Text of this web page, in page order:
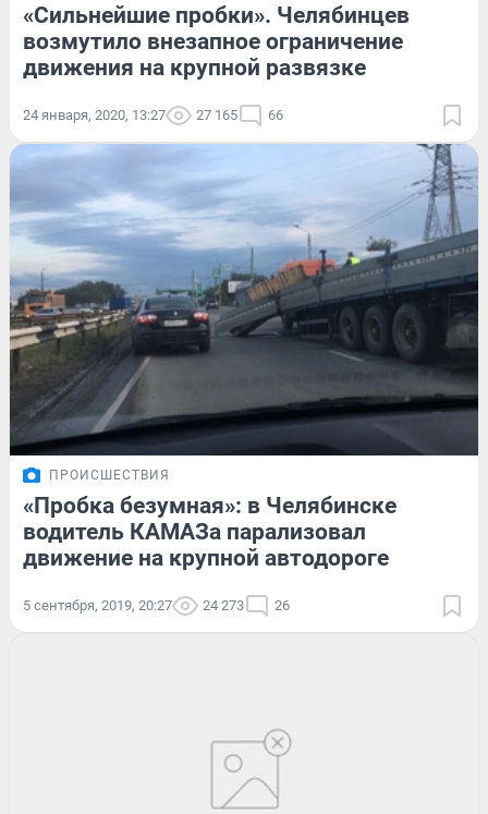
«Сильнейшие пробки». Челябинцев
возмутило внезапное ограничение
движения на крупной развязке
24 января, 2020, 13:27 27 165 66
ПРОИСШЕСТВИЯ
«Пробка безумная»: в Челябинске
водитель КАМАЗа парализовал
движение на крупной автодороге
5 сентября, 2019, 20:27 24 273 26